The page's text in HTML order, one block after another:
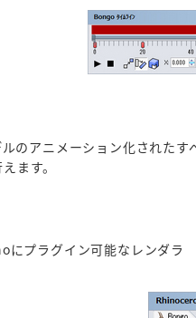
のアニメーション化された
ます。
プラグイン可能なレンダラ